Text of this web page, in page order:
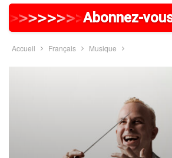
>>>>>>>>>>>>>>>>
Abonnez-
Accueil Français Musique